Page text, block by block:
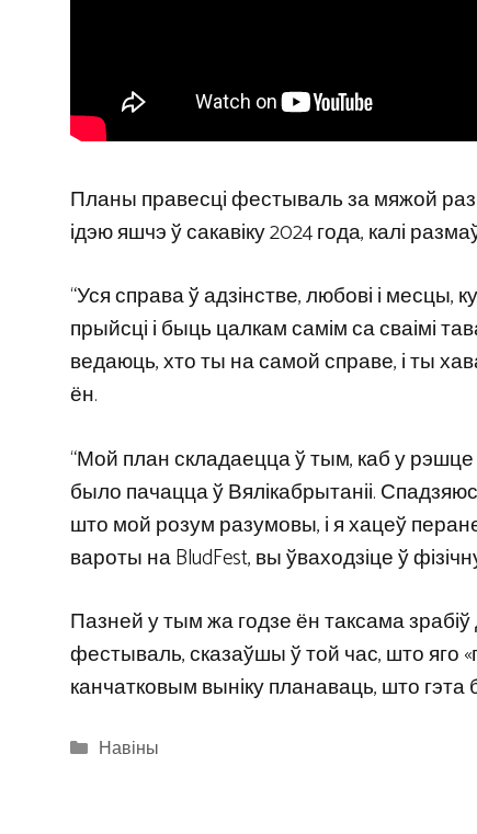
Планы правесці фестываль за мяжой
ідэю яшчэ ў сакавіку 2024 года, калі
“Уся справа ў адзінстве, любові і
прыйсці і быць цалкам самім са сваімі
ведаюць, хто ты на самой справе, і ты
ён.
“Мой план складаецца ў тым, каб у рэшце
было пачацца ў Вялікабрытаніі.
што мой розум разумовы, і я хацеў
вароты на BludFest, вы ўваходзіце ў
Пазней у тым жа годзе ён таксама
фестываль, сказаўшы ў той час, што яго
канчатковым выніку планаваць, што
Categories
Навіны